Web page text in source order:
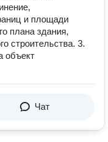
и площади
плана здания,
строительства. 3.
объект
Чат